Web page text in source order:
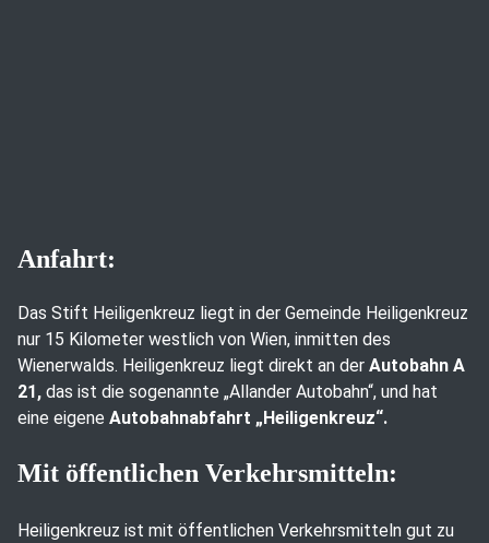
Anfahrt:
Das Stift Heiligenkreuz liegt in der Gemeinde Heiligenkreuz
nur 15 Kilometer westlich von Wien, inmitten des
Wienerwalds. Heiligenkreuz liegt direkt an der Autobahn A
21, das ist die sogenannte „Allander Autobahn“, und hat
eine eigene Autobahnabfahrt „Heiligenkreuz“.
Mit öffentlichen Verkehrsmitteln:
Heiligenkreuz ist mit öffentlichen Verkehrsmitteln gut zu